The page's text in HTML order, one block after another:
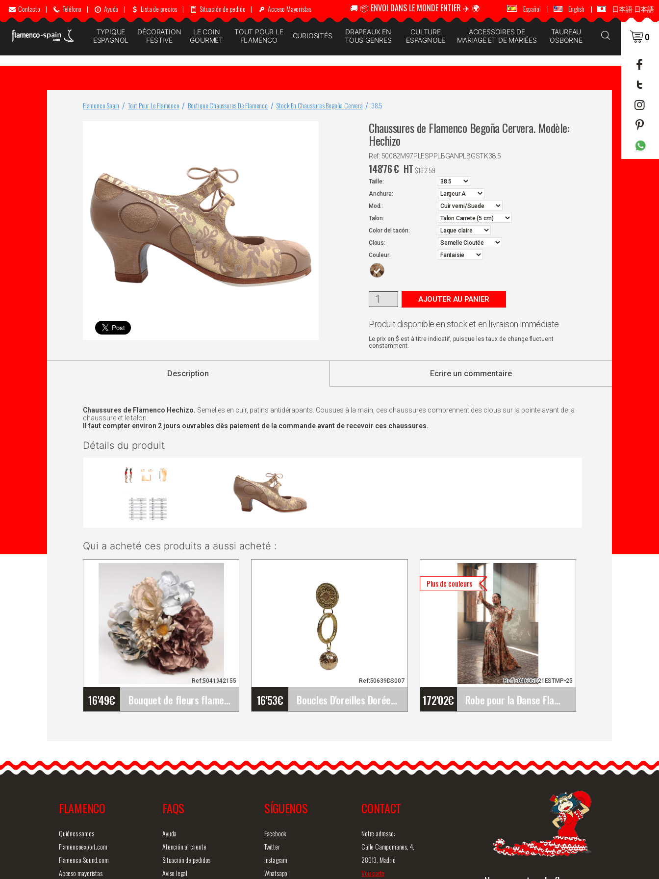
Contacto | Teléfono | Ayuda | Lista de precios | Situación de pedido | Acceso Mayoristas 🚚 📦 ENVOI DANS LE MONDE ENTIER ✈️ 🌍 🚚 📦 ENVOI DANS LE MONDE ENTIER ✈️ 🌍
Español | English | 日本語 日本語
TYPIQUE
ESPAGNOL
DÉCORATION
FESTIVE
LE COIN
GOURMET
TOUT POUR LE
FLAMENCO
CURIOSITÉS
DRAPEAUX EN
TOUS GENRES
CULTURE
ESPAGNOLE
ACCESSOIRES DE
MARIAGE ET DE MARIÉES
TAUREAU
OSBORNE
0
Flamenco Spain Tout Pour Le Flamenco Boutique Chaussures De Flamenco Stock En Chaussures Begoña Cervera 38.5
Chaussures de Flamenco Begoña Cervera. Modèle:
Hechizo
Ref: 50082M97PLESPPLBGANPLBGSTK38.5
148'76€ HT $162'59
Taille:
Anchura:
Mod.:
Talon:
Color del tacón:
Clous:
Couleur:
AJOUTER AU PANIER
Produit disponible en stock et en livraison immédiate
Le prix en $ est à titre indicatif, puisque les taux de change fluctuent
constamment.
Description Ecrire un commentaire
Chaussures de Flamenco Hechizo. Semelles en cuir, patins antidérapants. Cousues à la main, ces chaussures comprennent des clous sur la pointe avant de la
chaussure et le talon.
Il faut compter environ 2 jours ouvrables dès paiement de la commande avant de recevoir ces chaussures.
Détails du produit
Qui a acheté ces produits a aussi acheté :
16'49€ Bouquet de fleurs flamenco. Ref. 42155
Ref:5041942155
Les bouquets flamenco
composés de différentes
16'53€ Boucles D'oreilles Dorées Flamencos avec Anneau et&hellip;
Ref:50639DS007
Sphère Gravée
Boucles d'oreilles dorées
Plus de couleurs
172'02€ Robe pour la Danse Flamenco modèle Amelia&hellip;
Ref:504695021ESTMP-25
Estampado. Davedans
Davedans a créé une
Vue rapide
FLAMENCO
Quiénes somos
Flamencoexport.com
Flamenco-Sound.com
Acceso mayoristas
FAQS
Ayuda
Atención al cliente
Situación de pedidos
Aviso legal
SÍGUENOS
Facebook
Twitter
Instagram
Whatsapp
CONTACT
Notre adresse:
Calle Campomanes, 4,
28013, Madrid
Voir carte